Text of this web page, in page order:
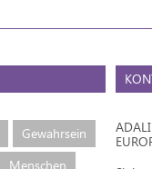
Gewahrsein
Menschen